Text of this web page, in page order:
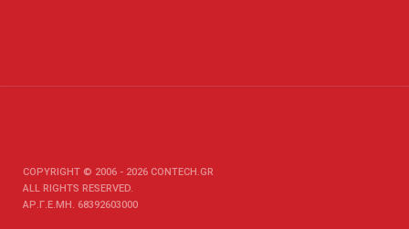
COPYRIGHT © 2006 - 2026 CONTECH.GR
ALL RIGHTS RESERVED.
ΑΡ.Γ.Ε.ΜΗ. 68392603000